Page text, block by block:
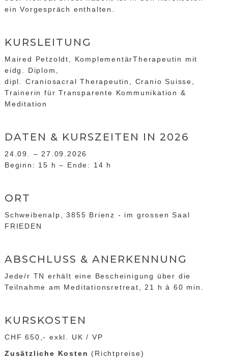
ein Vorgespräch enthalten.
KURSLEITUNG
Maired Petzoldt, KomplementärTherapeutin mit
eidg. Diplom,
dipl. Craniosacral Therapeutin, Cranio Suisse,
Trainerin für Transparente Kommunikation &
Meditation
DATEN & KURSZEITEN IN 2026
24.09. – 27.09.2026
Beginn: 15 h – Ende: 14 h
ORT
Schweibenalp, 3855 Brienz - im grossen Saal
FRIEDEN
ABSCHLUSS & ANERKENNUNG
Jede/r TN erhält eine Bescheinigung über die
Teilnahme am Meditationsretreat, 21 h à 60 min.
KURSKOSTEN
CHF 650,- exkl. UK / VP
Zusätzliche Kosten (Richtpreise)